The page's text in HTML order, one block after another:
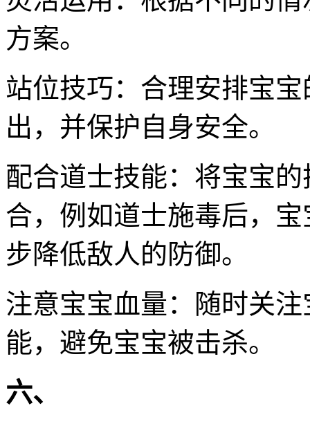
方案。
站位技巧：合理安排宝
出，并保护自身安全。
配合道士技能：将宝宝
合，例如道士施毒后，
步降低敌人的防御。
注意宝宝血量：随时关
能，避免宝宝被击杀。
六、